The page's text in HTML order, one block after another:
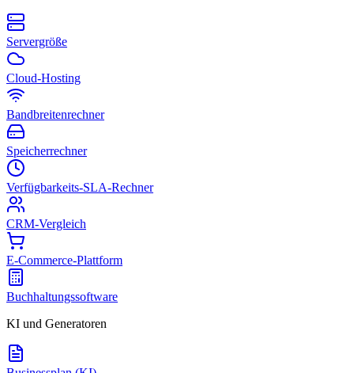
Servergröße
Cloud-Hosting
Bandbreitenrechner
Speicherrechner
Verfügbarkeits-SLA-Rechner
CRM-Vergleich
E-Commerce-Plattform
Buchhaltungssoftware
KI und Generatoren